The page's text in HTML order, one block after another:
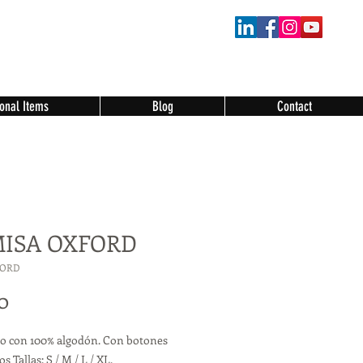
Items Blog Contact
OXFORD
con 100% algodón. Con botones
Tallas: S / M / L / XL.